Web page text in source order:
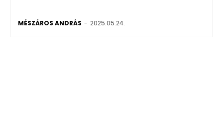
MÉSZÁROS ANDRÁS - 2025.05.24.